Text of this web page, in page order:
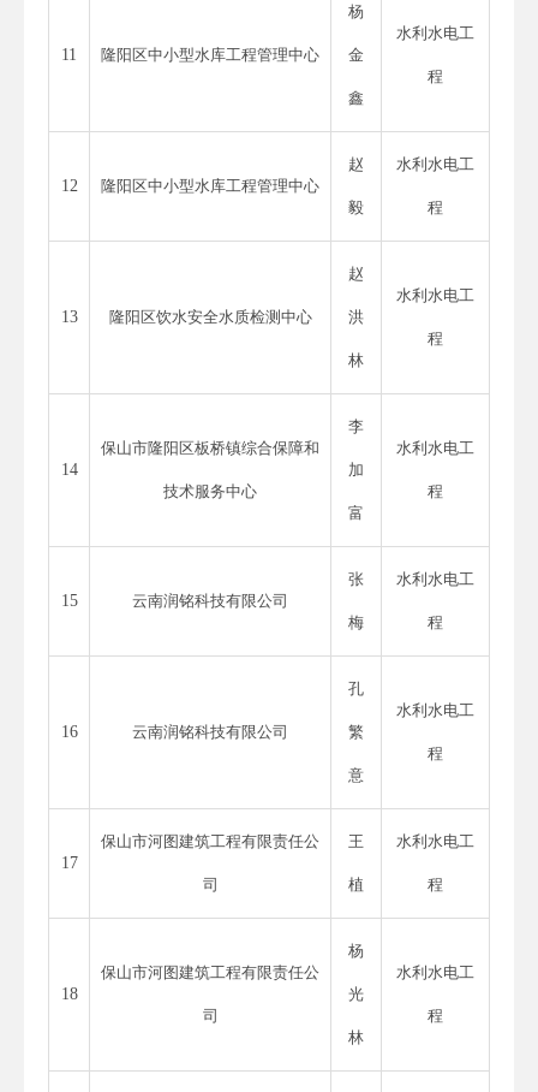
11 隆阳区中小型水库工程管理中心
杨
金
鑫
水利水电工
程
12 隆阳区中小型水库工程管理中心
赵
毅
水利水电工
程
13 隆阳区饮水安全水质检测中心
赵
洪
林
水利水电工
程
14
保山市隆阳区板桥镇综合保障和
技术服务中心
李
加
富
水利水电工
程
15 云南润铭科技有限公司
张
梅
水利水电工
程
16 云南润铭科技有限公司
孔
繁
意
水利水电工
程
17
保山市河图建筑工程有限责任公
司
王
植
水利水电工
程
18
保山市河图建筑工程有限责任公
司
杨
光
林
水利水电工
程